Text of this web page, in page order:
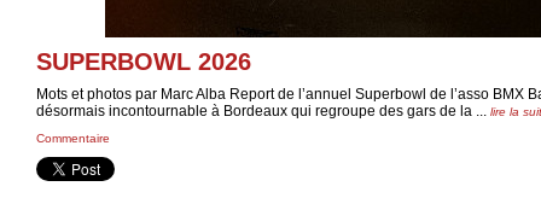
SUPERBOWL 2026
Mots et photos par Marc Alba Report de l’annuel Superbowl de l’asso BMX
désormais incontournable à Bordeaux qui regroupe des gars de la ... lire la
Commentaire